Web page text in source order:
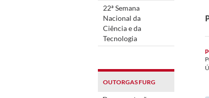
22ª Semana
Nacional da
Ciência e da
Tecnologia
OUTORGAS FURG